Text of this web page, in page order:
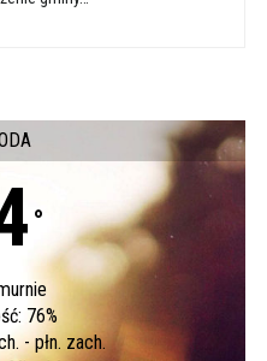
°
76%
- płn. zach.